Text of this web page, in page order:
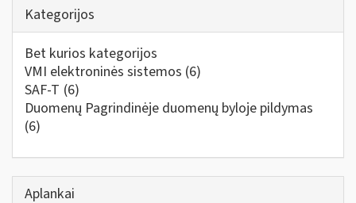
Kategorijos
Bet kurios kategorijos
VMI elektroninės sistemos (6)
SAF-T (6)
Duomenų Pagrindinėje duomenų byloje pildymas
(6)
Aplankai